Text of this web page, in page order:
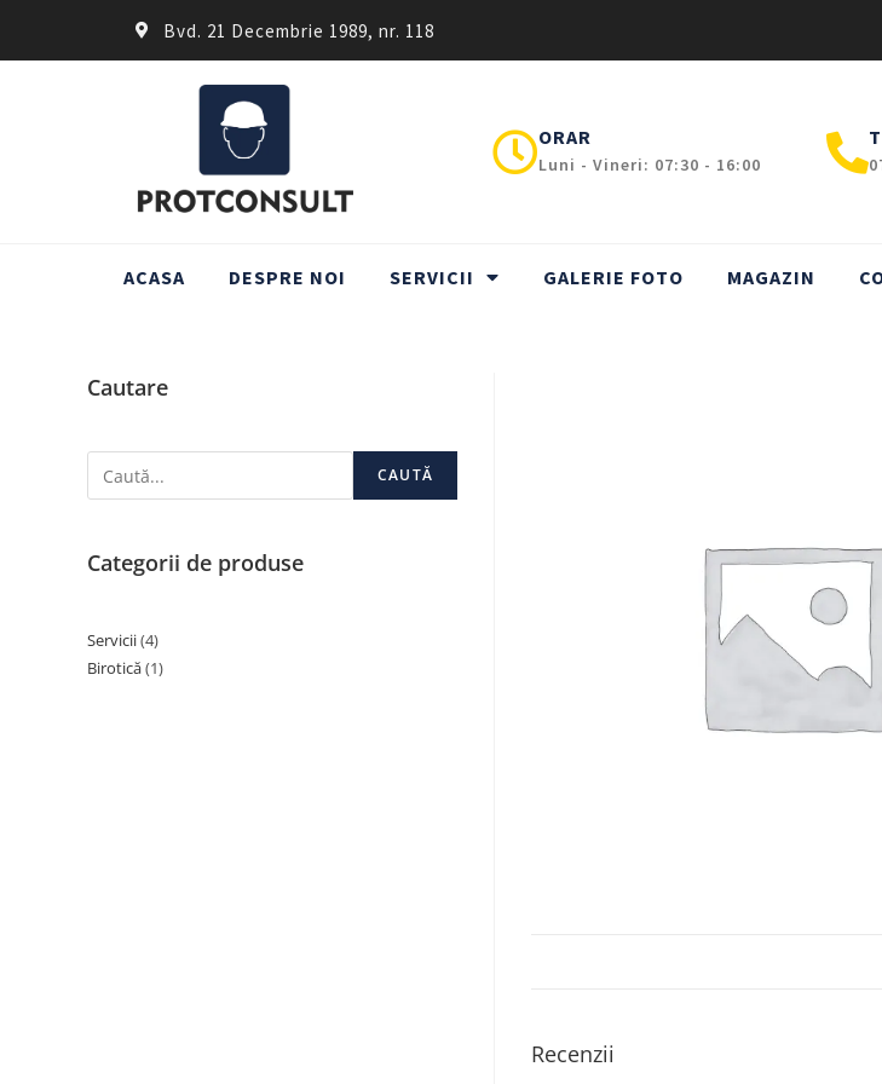
Bvd. 21 Decembrie 1989, nr. 118
ORAR
Luni - Vineri: 07:30 - 16:00
ACASA DESPRE NOI SERVICII GALERIE FOTO MAGAZIN
Recenzii
Cautare
CAUTĂ
Categorii de produse
Servicii 4
Birotică 1